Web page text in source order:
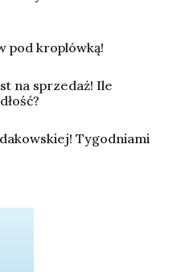
pod kroplówką!
na sprzedaż! Ile
Tygodniami